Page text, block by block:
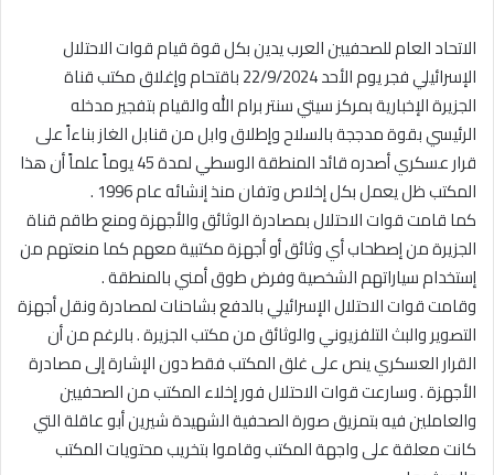
الاتحاد العام للصحفيين العرب يدين بكل قوة قيام قوات الاحتلال
الإسرائيلي فجر يوم الأحد 22/9/2024 باقتحام وإغلاق مكتب قناة
الجزيرة الإخبارية بمركز سيتي سنتر برام الله والقيام بتفجير مدخله
الرئيسي بقوة مدججة بالسلاح وإطلاق وابل من قنابل الغاز بناءاً على
قرار عسكري أصدره قائد المنطقة الوسطي لمدة 45 يوماً علماً أن هذا
المكتب ظل يعمل بكل إخلاص وتفان منذ إنشائه عام 1996 .
كما قامت قوات الاحتلال بمصادرة الوثائق والأجهزة ومنع طاقم قناة
الجزيرة من إصطحاب أي وثائق أو أجهزة مكتبية معهم كما منعتهم من
إستخدام سياراتهم الشخصية وفرض طوق أمني بالمنطقة .
وقامت قوات الاحتلال الإسرائيلي بالدفع بشاحنات لمصادرة ونقل أجهزة
التصوير والبث التلفزيوني والوثائق من مكتب الجزيرة . بالرغم من أن
القرار العسكري ينص على غلق المكتب فقط دون الإشارة إلى مصادرة
الأجهزة . وسارعت قوات الاحتلال فور إخلاء المكتب من الصحفيين
والعاملين فيه بتمزيق صورة الصحفية الشهيدة شيرين أبو عاقلة التي
كانت معلقة على واجهة المكتب وقاموا بتخريب محتويات المكتب